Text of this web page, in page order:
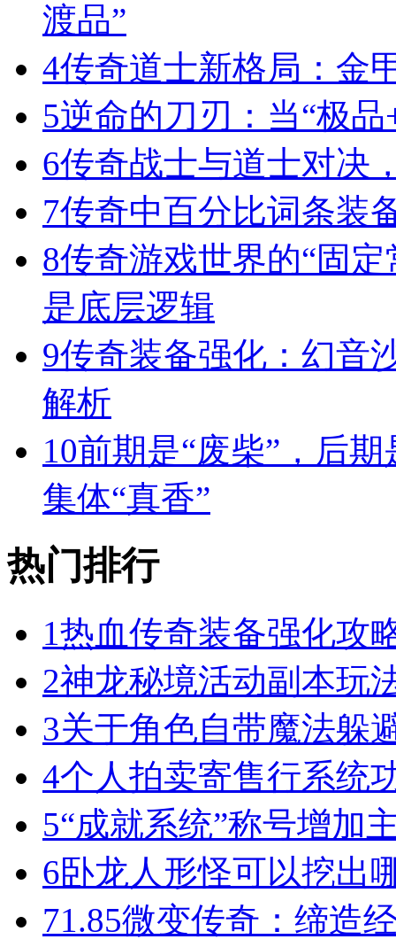
渡品”
4传奇道士新格局：金
5逆命的刀刃：当“极
6传奇战士与道士对决
7传奇中百分比词条装
8传奇游戏世界的“固
是底层逻辑
9传奇装备强化：幻音
解析
10前期是“废柴”，后
集体“真香”
热门排行
1热血传奇装备强化攻
2神龙秘境活动副本玩
3关于角色自带魔法躲
4个人拍卖寄售行系统
5“成就系统”称号增加
6卧龙人形怪可以挖出
71.85微变传奇：缔造